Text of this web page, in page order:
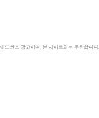
드센스 광고이며, 본 사이트와는 무관합니다.